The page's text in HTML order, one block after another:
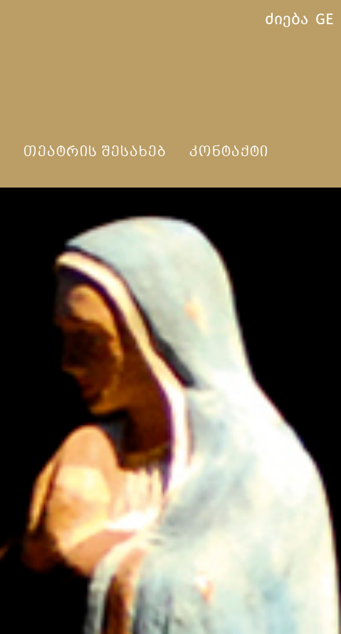
GE
ძიება
ᲗᲔᲐᲢᲠᲘᲡ ᲨᲔᲡᲐᲮᲔᲑ ᲙᲝᲜᲢᲐᲥᲢᲘ